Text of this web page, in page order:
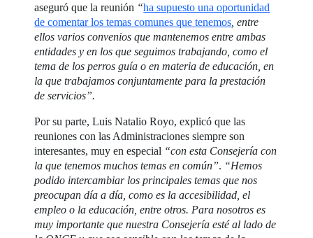
aseguró que la reunión “ha supuesto una oportunidad
de comentar los temas comunes que tenemos , entre
ellos varios convenios que mantenemos entre ambas
entidades y en los que seguimos trabajando, como el
tema de los perros guía o en materia de educación, en
la que trabajamos conjuntamente para la prestación
de servicios”.
Por su parte, Luis Natalio Royo, explicó que las
reuniones con las Administraciones siempre son
interesantes, muy en especial “con esta Consejería con
la que tenemos muchos temas en común”. “Hemos
podido intercambiar los principales temas que nos
preocupan día a día, como es la accesibilidad, el
empleo o la educación, entre otros. Para nosotros es
muy importante que nuestra Consejería esté al lado de